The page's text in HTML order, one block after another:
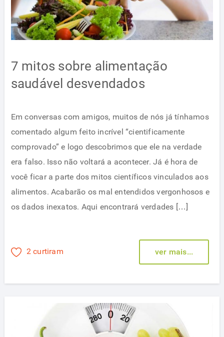
7 mitos sobre alimentação
saudável desvendados
Em conversas com amigos, muitos de nós já tínhamos
comentado algum feito incrível “cientificamente
comprovado” e logo descobrimos que ele na verdade
era falso. Isso não voltará a acontecer. Já é hora de
você ficar a parte dos mitos científicos vinculados aos
alimentos. Acabarão os mal entendidos vergonhosos e
os dados inexatos. Aqui encontrará verdades […]
2 curtiram ver mais...